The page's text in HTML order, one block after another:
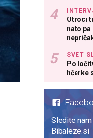
Otroci
nato pa
SVET
Po
hčerke
Sledite
Bibaleze.si